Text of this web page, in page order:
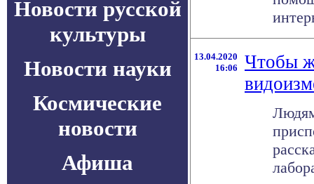
Новости русской
культуры
Новости науки
Космические
новости
Афиша
13.04.2020
16:06
Чтобы